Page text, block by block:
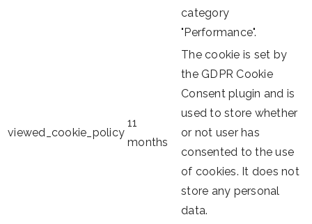
category
"Performance".
viewed_cookie_policy
11
months
The cookie is set by
the GDPR Cookie
Consent plugin and is
used to store whether
or not user has
consented to the use
of cookies. It does not
store any personal
data.